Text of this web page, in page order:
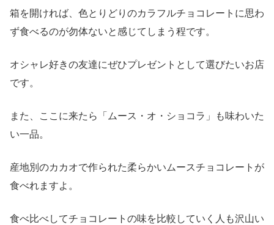
箱を開ければ、色とりどりのカラフルチョコレートに思わ
ず食べるのが勿体ないと感じてしまう程です。
オシャレ好きの友達にぜひプレゼントとして選びたいお店
です。
また、ここに来たら「ムース・オ・ショコラ」も味わいた
い一品。
産地別のカカオで作られた柔らかいムースチョコレートが
食べれますよ。
食べ比べしてチョコレートの味を比較していく人も沢山い